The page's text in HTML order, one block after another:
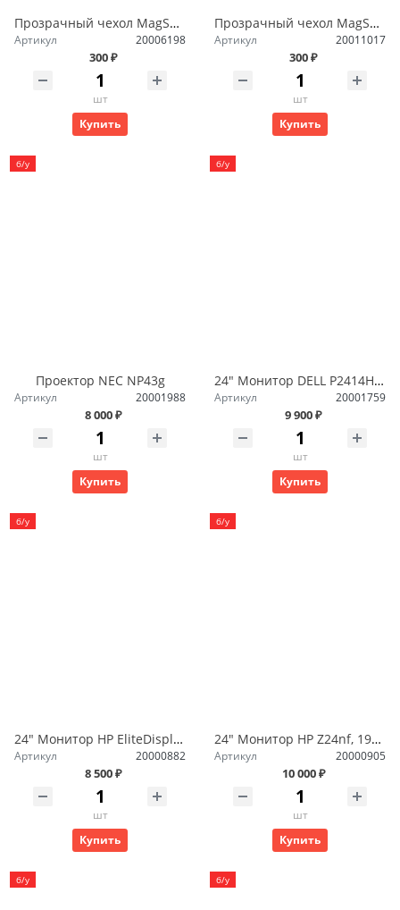
Прозрачный чехол MagSafe iPhone 14 Plus
Артикул 20006198
300 ₽
шт
Купить
Прозрачный чехол MagSafe iPhone 12/12 Pro
Артикул 20011017
300 ₽
шт
Купить
б/у
Проектор NEC NP43g
Артикул 20001988
8 000 ₽
шт
Купить
б/у
24" Монитор DELL P2414Hb 1920x1080, IPS
Артикул 20001759
9 900 ₽
шт
Купить
б/у
24" Монитор HP EliteDisplay E241i 1920x1200, IPS
Артикул 20000882
8 500 ₽
шт
Купить
б/у
24" Монитор HP Z24nf, 1920x1200, 60 Гц, IPS
Артикул 20000905
10 000 ₽
шт
Купить
б/у б/у